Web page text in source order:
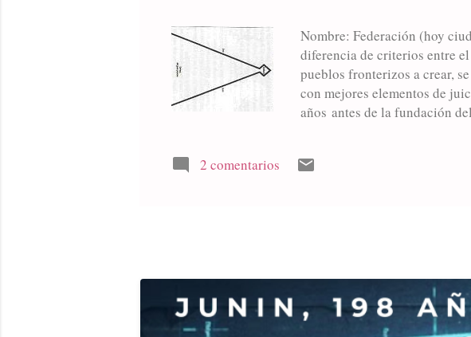
Nombre: Federación (hoy
diferencia de criterios entre
pueblos fronterizos a crear,
con mejores elementos de
años antes de la fundación
guardia, recién en 1826,
2 comentarios